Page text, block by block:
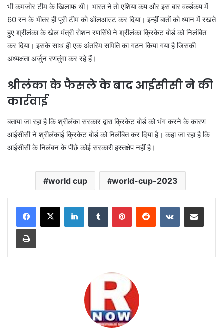
भी कमजोर टीम के खिलाफ थी। भारत ने तो एशिया कप और इस बार वर्ल्डकप में
60 रन के भीतर ही पूरी टीम को ऑलआउट कर दिया। इन्हीं बातों को ध्यान में रखते
हुए श्रीलंका के खेल मंत्री रोशन रणसिंघे ने श्रीलंका क्रिकेट बोर्ड को निलंबित
कर दिया। इसके साथ ही एक अंतरिम समिति का गठन किया गया है जिसकी
अध्यक्षता अर्जुन रणतुंगा कर रहे हैं।
श्रीलंका के फैसले के बाद आईसीसी ने की
कार्रवाई
बताया जा रहा है कि श्रीलंका सरकार द्वारा क्रिकेट बोर्ड को भंग करने के कारण
आईसीसी ने श्रीलंकाई क्रिकेट बोर्ड को निलंबित कर दिया है। कहा जा रहा है कि
आईसीसी के निलंबन के पीछे कोई सरकारी हस्तक्षेप नहीं है।
world cup world-cup-2023
LinkedInTumblr PinterestReddit VKontakteShare via Email
Print